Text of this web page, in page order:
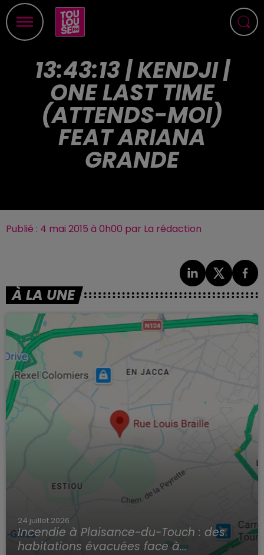
13:43:13 | KENDJI |
ONE LAST TIME
(ATTENDS-MOI)
FEAT ARIANA
GRANDE
Publié : 4 mai 2015 à 0h00 par La rédaction
À LA UNE
24 juillet 2026
Incendie à Plaisance-du-Touch : des
habitations évacuées face à...